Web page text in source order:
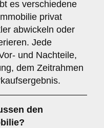
es verschiedene
privat
abwickeln oder
Jede
und Nachteile,
dem Zeitrahmen
den